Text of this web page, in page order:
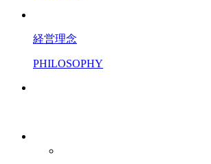
経営理念
PHILOSOPHY